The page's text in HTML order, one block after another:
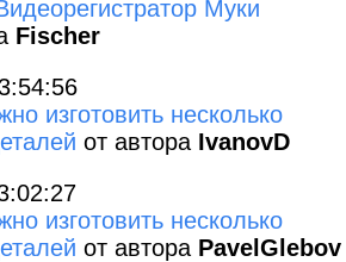
Муки
Fischer
изготовить несколько
от автора IvanovD
изготовить несколько
от автора PavelGlebov